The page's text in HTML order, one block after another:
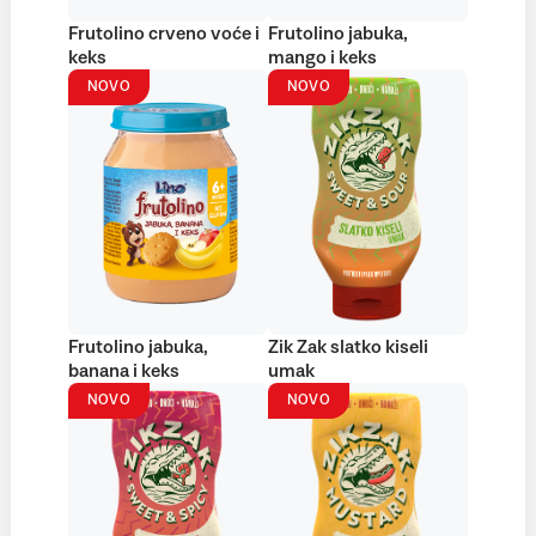
Frutolino crveno voće i
keks
Frutolino jabuka,
mango i keks
NOVO
Frutolino jabuka,
banana i keks
NOVO
Zik Zak slatko kiseli
umak
NOVO NOVO